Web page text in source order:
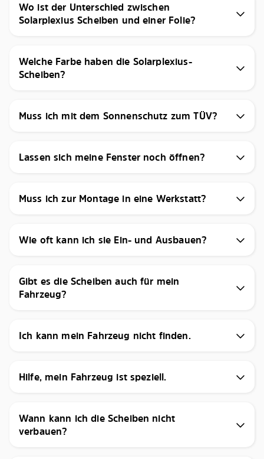
Wo ist der Unterschied zwischen
Solarplexius Scheiben und einer Folie?
Welche Farbe haben die Solarplexius-
Scheiben?
Muss ich mit dem Sonnenschutz zum TÜV?
Lassen sich meine Fenster noch öffnen?
Muss ich zur Montage in eine Werkstatt?
Wie oft kann ich sie Ein- und Ausbauen?
Gibt es die Scheiben auch für mein
Fahrzeug?
Ich kann mein Fahrzeug nicht finden.
Hilfe, mein Fahrzeug ist speziell.
Wann kann ich die Scheiben nicht
verbauen?